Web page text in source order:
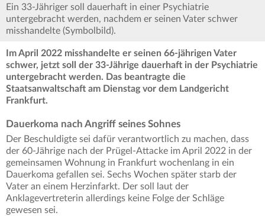
Ein 33-Jähriger soll dauerhaft in einer Psychiatrie
untergebracht werden, nachdem er seinen Vater schwer
misshandelte (Symbolbild).
Im April 2022 misshandelte er seinen 66-jährigen Vater
schwer, jetzt soll der 33-Jährige dauerhaft in der Psychiatrie
untergebracht werden. Das beantragte die
Staatsanwaltschaft am Dienstag vor dem Landgericht
Frankfurt.
Dauerkoma nach Angriff seines Sohnes
Der Beschuldigte sei dafür verantwortlich zu machen, dass
der 60-Jährige nach der Prügel-Attacke im April 2022 in der
gemeinsamen Wohnung in Frankfurt wochenlang in ein
Dauerkoma gefallen sei. Sechs Wochen später starb der
Vater an einem Herzinfarkt. Der soll laut der
Anklagevertreterin allerdings keine Folge der Schläge
gewesen sei.